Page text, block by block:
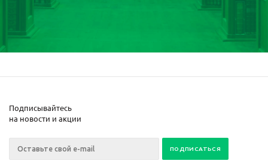
Подписывайтесь
на новости и акции